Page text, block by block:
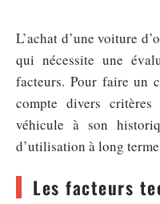
L’achat d’une voiture
qui nécessite une
facteurs. Pour faire un
compte divers
véhicule à son
d’utilisation à long
Les facteurs